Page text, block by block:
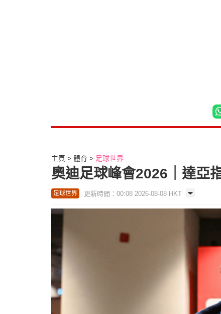
主頁 體育 足球世界
奧迪足球峰會2026｜達亞
足球世界 更新時間：00:08 2026-08-08 HKT